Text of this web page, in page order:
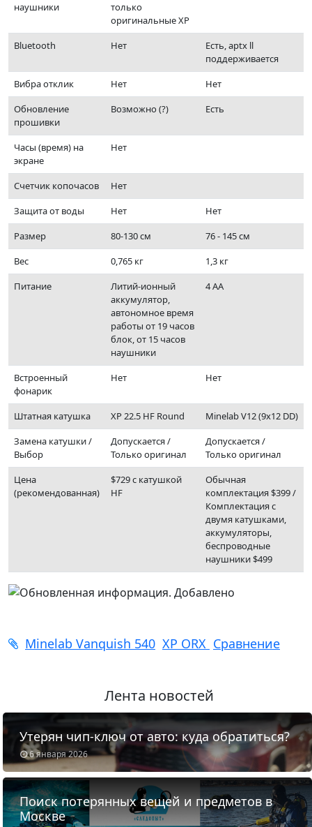
наушники
только
оригинальные XP
Bluetooth
Нет
Есть, aptx ll
поддерживается
Вибра отклик
Нет
Нет
Обновление
прошивки
Возможно (?) Есть
Часы (время) на
экране
Нет
Счетчик копочасов
Нет
Защита от воды
Нет
Нет
Размер
80-130 см
76 - 145 см
Вес
0,765 кг
1,3 кг
Питание
Литий-ионный
аккумулятор,
автономное время
работы от 19 часов
блок, от 15 часов
наушники
4 АА
Встроенный
фонарик
Нет Нет
Штатная катушка XP 22.5 HF Round
Minelab V12 (9x12 DD)
Замена катушки /
Выбор
Допускается /
Только оригинал
Допускается /
Только оригинал
Цена
(рекомендованная)
$729 с катушкой
HF
Обычная
комплектация $399 /
Комплектация с
двумя катушками,
аккумуляторы,
беспроводные
наушники $499
Minelab Vanquish 540 XP ORX Сравнение
Лента новостей
6 января 2026
Утерян чип-ключ от авто: куда обратиться?
Поиск потерянных вещей и предметов в
Москве